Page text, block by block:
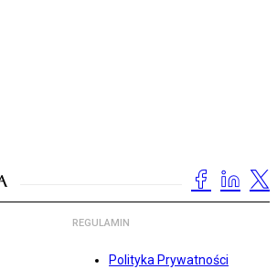
REGULAMIN
Polityka Prywatności